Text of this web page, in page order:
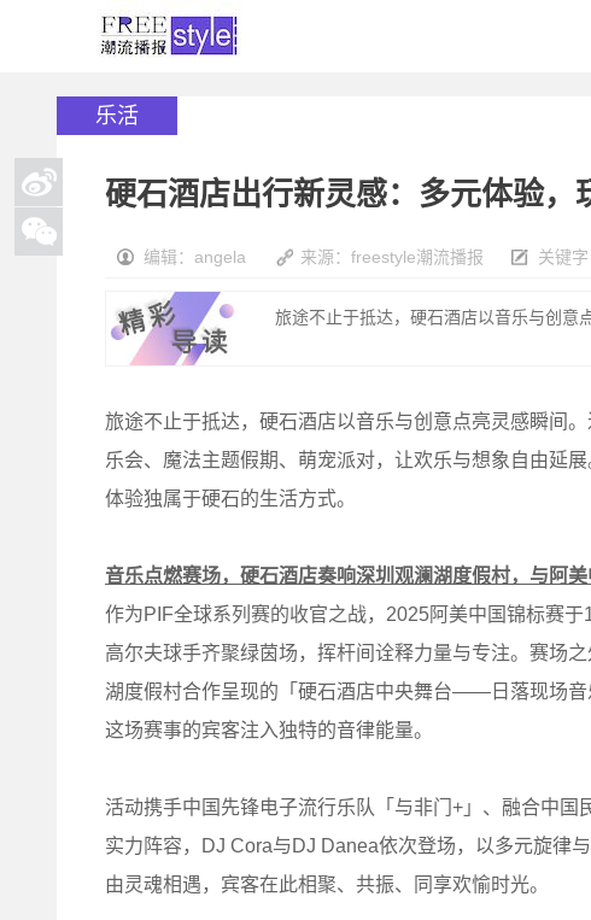
乐活
硬石酒店出行新灵感：多元体验，
编辑：angela 来源：freestyle潮流播报 关键字
旅途不止于抵达，硬石酒店以音乐与创意
旅途不止于抵达，硬石酒店以音乐与创意点亮灵感瞬间
乐会、魔法主题假期、萌宠派对，让欢乐与想象自由延
体验独属于硬石的生活方式。
音乐点燃赛场，硬石酒店奏响深圳观澜湖度假村，与阿
作为PIF全球系列赛的收官之战，2025阿美中国锦标赛
高尔夫球手齐聚绿茵场，挥杆间诠释力量与专注。赛场
湖度假村合作呈现的「硬石酒店中央舞台——日落现场
这场赛事的宾客注入独特的音律能量。
活动携手中国先锋电子流行乐队「与非门+」、融合中
实力阵容，DJ Cora与DJ Danea依次登场，以多元旋律
由灵魂相遇，宾客在此相聚、共振、同享欢愉时光。